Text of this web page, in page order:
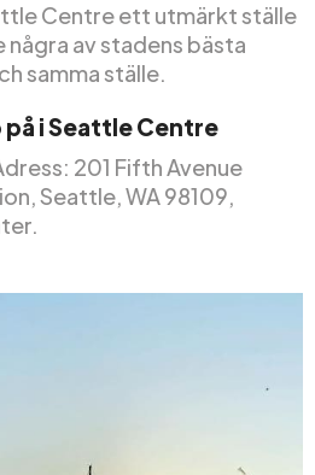
Centre ett utmärkt ställe
några av stadens bästa
samma ställe.
i Seattle Centre
201 Fifth Avenue
Seattle, WA 98109,